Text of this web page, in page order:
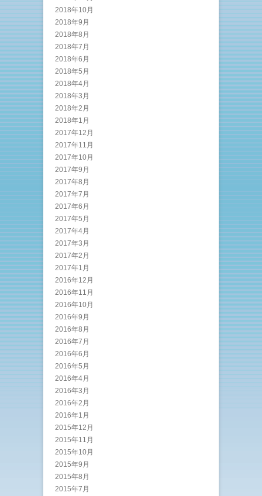
2018年10月
2018年9月
2018年8月
2018年7月
2018年6月
2018年5月
2018年4月
2018年3月
2018年2月
2018年1月
2017年12月
2017年11月
2017年10月
2017年9月
2017年8月
2017年7月
2017年6月
2017年5月
2017年4月
2017年3月
2017年2月
2017年1月
2016年12月
2016年11月
2016年10月
2016年9月
2016年8月
2016年7月
2016年6月
2016年5月
2016年4月
2016年3月
2016年2月
2016年1月
2015年12月
2015年11月
2015年10月
2015年9月
2015年8月
2015年7月